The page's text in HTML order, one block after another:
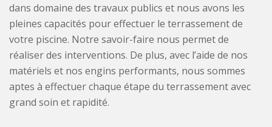
dans domaine des travaux publics et nous avons les
pleines capacités pour effectuer le terrassement de
votre piscine. Notre savoir-faire nous permet de
réaliser des interventions. De plus, avec l’aide de nos
matériels et nos engins performants, nous sommes
aptes à effectuer chaque étape du terrassement avec
grand soin et rapidité.